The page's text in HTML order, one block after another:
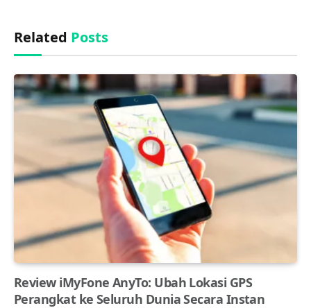
Related Posts
Review iMyFone AnyTo: Ubah Lokasi GPS
Perangkat ke Seluruh Dunia Secara Instan